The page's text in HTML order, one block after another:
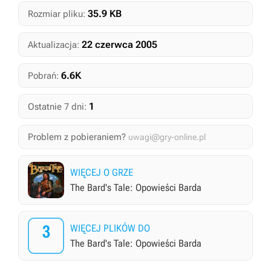
Rozmiar pliku: 35.9 KB
Aktualizacja: 22 czerwca 2005
Pobrań: 6.6K
Ostatnie 7 dni: 1
Problem z pobieraniem? uwagi@gry-online.pl
WIĘCEJ O GRZE
The Bard's Tale: Opowieści Barda
3
WIĘCEJ PLIKÓW DO
The Bard's Tale: Opowieści Barda